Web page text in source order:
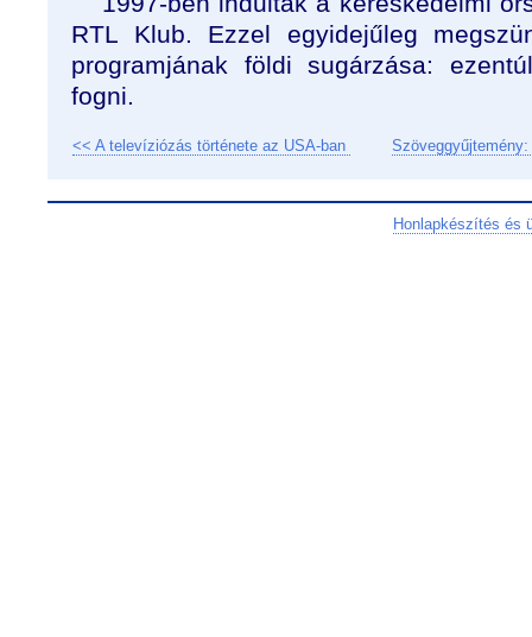
RTL Klub. Ezzel egyidejűleg
programjának földi sugárzása:
fogni.
<< A televíziózás története az USA-ban
Honlapkészítés és